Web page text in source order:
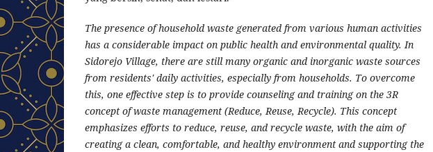
The presence of household waste generated from various human activities
has a considerable impact on public health and environmental quality. In
Sidorejo Village, there are still many organic and inorganic waste sources
from residents' daily activities, especially from households. To overcome
this, one effective step is to provide counseling and training on the 3R
concept of waste management (Reduce, Reuse, Recycle). This concept
emphasizes efforts to reduce, reuse, and recycle waste, with the aim of
creating a clean, comfortable, and healthy environment and supporting the